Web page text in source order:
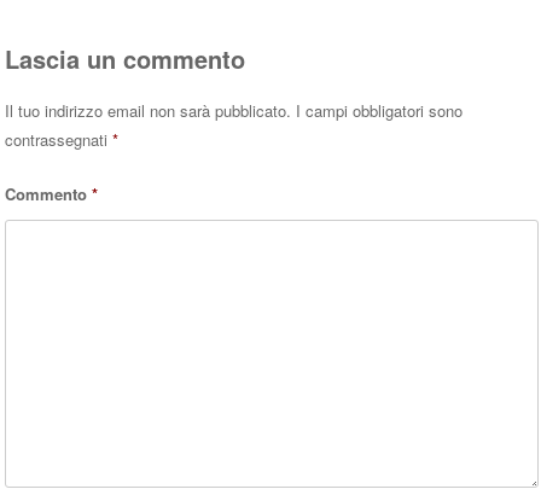
Lascia un commento
Il tuo indirizzo email non sarà pubblicato. I campi obbligatori sono
contrassegnati*
Commento*